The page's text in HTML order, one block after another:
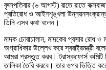
বৃহ্সপতিবার (৬ আগস্ট) রাতে রাতে
প্রতিরোধ ও আইনশৃঙ্খলা উন্নয়নসংক্রান্ত
তিনি এসব কথা বলেন।
মাদক চোরাচালান, মাদকের প্রসার রোধ ও
অগ্রাধিকার উল্লেখ করে স্বরাষ্ট্রমন্ত্রী
আমরা প্রস্তুত করব। ট্রাস্কফোর্স কমিটি
তালিকা তৈরি করবে। তার ওপর ভিত্তি